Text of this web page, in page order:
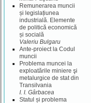
Remunerarea muncii
și legislațiunea
industrială. Elemente
de politică economică
și socială
Valeriu Bulgaru
Ante-proiect la Codul
muncii
Problema muncei la
exploatările miniere şi
metalurgice de stat din
Transilvania
I. I. Gârbacea
Statul și problema